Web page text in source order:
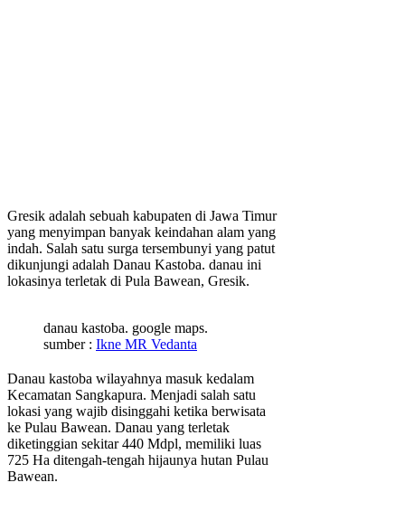
Gresik adalah sebuah kabupaten di Jawa Timur
yang menyimpan banyak keindahan alam yang
indah. Salah satu surga tersembunyi yang patut
dikunjungi adalah Danau Kastoba. danau ini
lokasinya terletak di Pula Bawean, Gresik.
danau kastoba. google maps.
sumber : Ikne MR Vedanta
Danau kastoba wilayahnya masuk kedalam
Kecamatan Sangkapura. Menjadi salah satu
lokasi yang wajib disinggahi ketika berwisata
ke Pulau Bawean. Danau yang terletak
diketinggian sekitar 440 Mdpl, memiliki luas
725 Ha ditengah-tengah hijaunya hutan Pulau
Bawean.